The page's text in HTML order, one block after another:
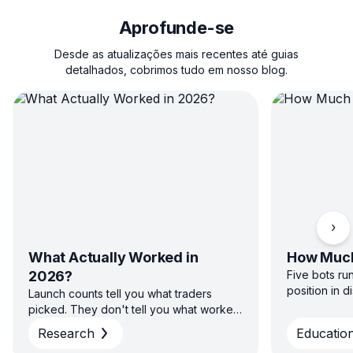
Aprofunde-se
Desde as atualizações mais recentes até guias
detalhados, cobrimos tudo em nosso blog.
What Actually Worked in
2026?
Launch counts tell you what traders
picked. They don't tell you what worked.
H1 2026 platform data on win rate, return
and time to close across GRID, DCA, DCA
Research
How
Five bots
position in
diversified